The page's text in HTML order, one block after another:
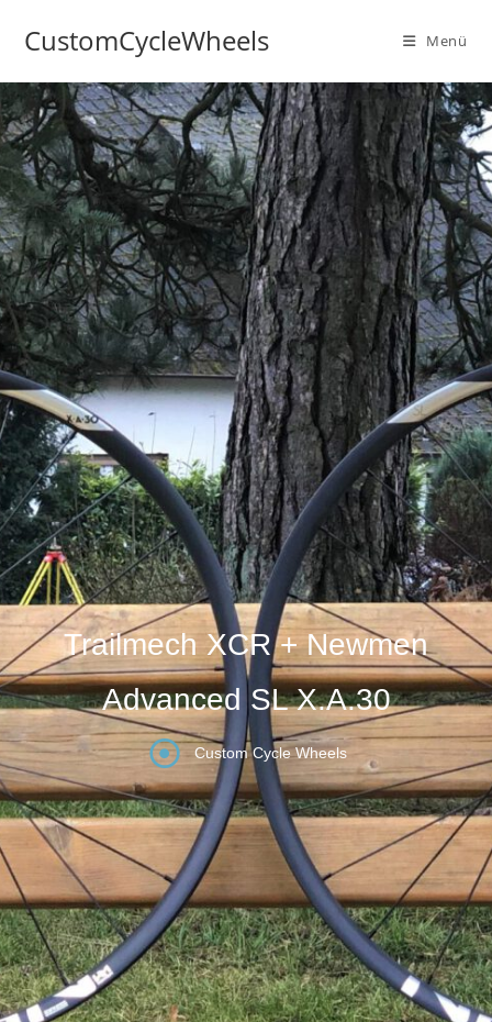
CustomCycleWheels Menü
Trailmech XCR + Newmen
Advanced SL X.A.30
Custom Cycle Wheels